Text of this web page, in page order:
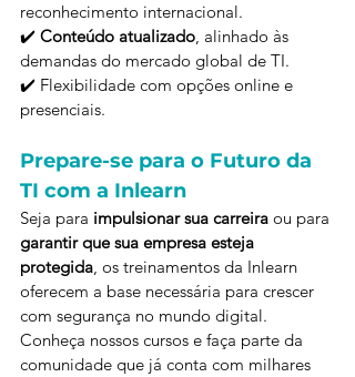
reconhecimento internacional.
✔️ Conteúdo atualizado, alinhado às
demandas do mercado global de TI.
✔️ Flexibilidade com opções online e
presenciais.
Prepare-se para o Futuro da
TI com a Inlearn
Seja para impulsionar sua carreira ou para
garantir que sua empresa esteja
protegida, os treinamentos da Inlearn
oferecem a base necessária para crescer
com segurança no mundo digital.
Conheça nossos cursos e faça parte da
comunidade que já conta com milhares